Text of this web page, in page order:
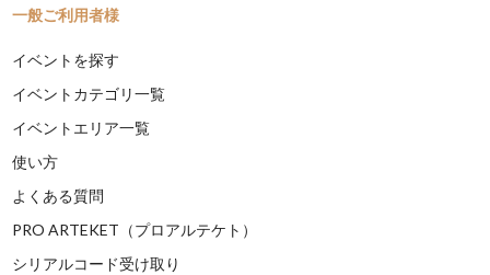
一般ご利用者様
イベントを探す
イベントカテゴリ一覧
イベントエリア一覧
使い方
よくある質問
PRO ARTEKET（プロアルテケト）
シリアルコード受け取り